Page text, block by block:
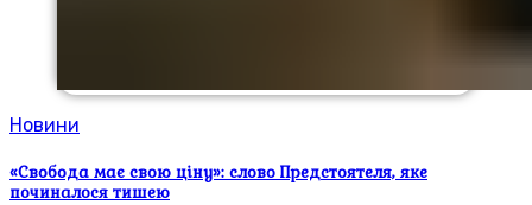
Новини
«Свобода має свою ціну»: слово Предстоятеля, яке
починалося тишею